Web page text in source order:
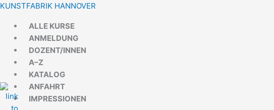
Zum
springen
KUNSTFABRIK HANNOVER
Menü
ALLE KURSE
ANMELDUNG
DOZENT/INNEN
A–Z
KATALOG
ANFAHRT
IMPRESSIONEN
Menü